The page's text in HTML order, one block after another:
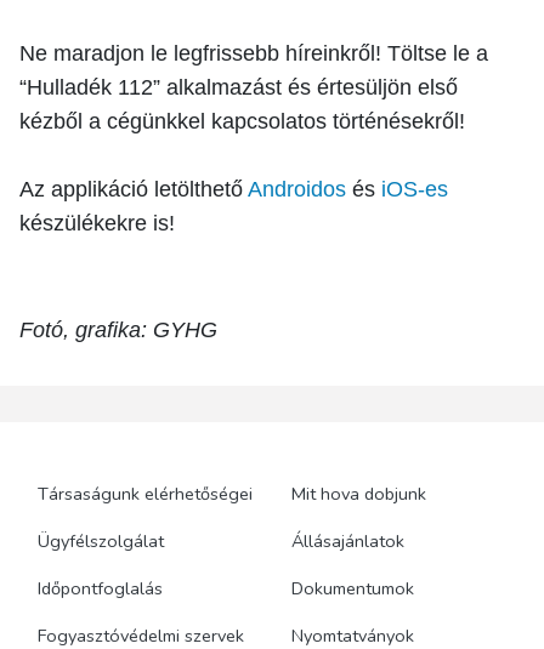
Ne maradjon le legfrissebb híreinkről! Töltse le a
“Hulladék 112” alkalmazást és értesüljön első
kézből a cégünkkel kapcsolatos történésekről!
Az applikáció letölthető Androidos és iOS-es
készülékekre is!
Fotó, grafika: GYHG
Társaságunk elérhetőségei
Ügyfélszolgálat
Időpontfoglalás
Fogyasztóvédelmi szervek
Mit hova dobjunk
Állásajánlatok
Dokumentumok
Nyomtatványok